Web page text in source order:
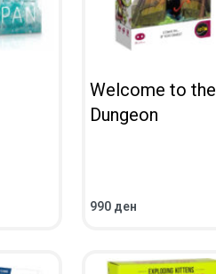
Welcome to the
Dungeon
990 ден
ВО КОШНИЧКА